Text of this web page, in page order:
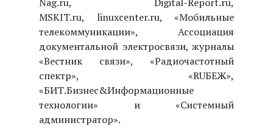
MSKIT.ru, linuxcenter.ru, «Мобильные
телекоммуникации», Ассоциация
документальной электросвязи, журналы
«Вестник связи», «Радиочастотный
спектр», «RUБЕЖ»,
«БИТ.Бизнес&Информационные
технологии» и «Системный
администратор».